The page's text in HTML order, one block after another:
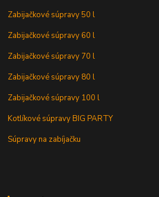
Zabijačkové súpravy 50 l
Zabijačkové súpravy 60 l
Zabijačkové súpravy 70 l
Zabijačkové súpravy 80 l
Zabijačkové súpravy 100 l
Kotlíkové súpravy BIG PARTY
Súpravy na zabíjačku